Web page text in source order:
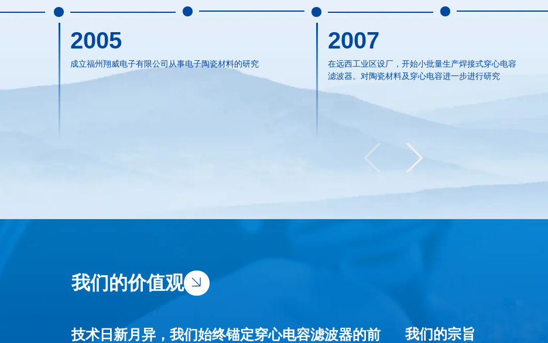
2005
成立福州翔威电子有限公司从事电子陶瓷材料的研究
2007
在远西工业区设厂，开始小批量生产焊接式穿心电容
滤波器。对陶瓷材料及穿心电容进一步进行研究
我们的价值观
技术日新月异，我们始终锚定穿心电容滤波器的前
我们的宗旨